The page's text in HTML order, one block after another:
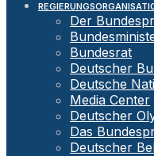
Der
Bundesrat
Deutscher
Deutsche
Media Center
Deutscher
Das
Deutscher